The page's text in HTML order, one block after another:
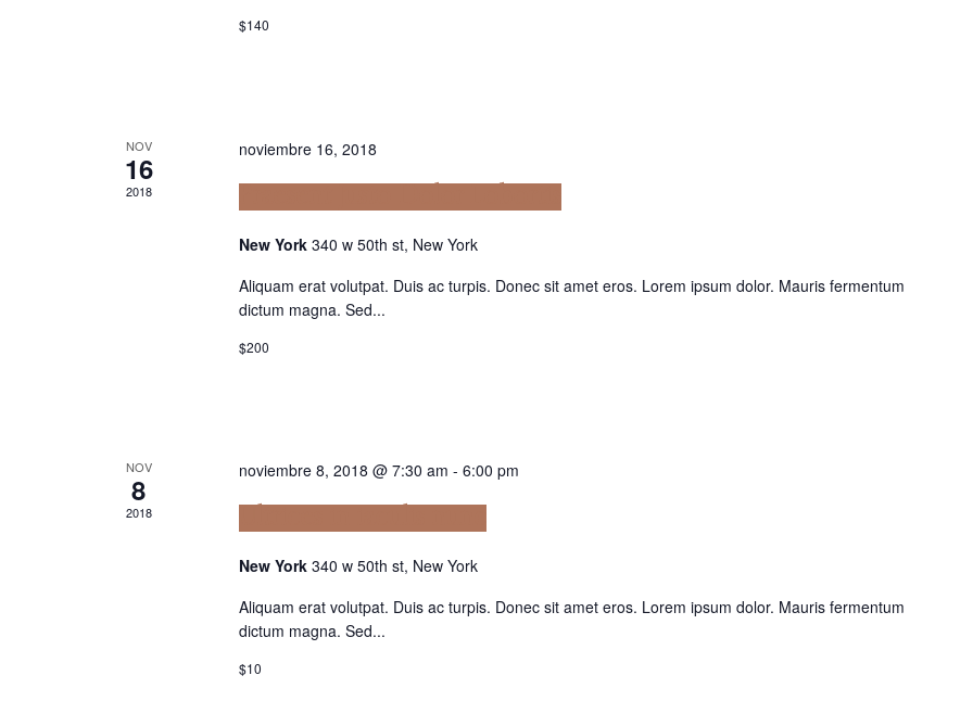
$140
NOV
16
2018
noviembre 16, 2018
New York 340 w 50th st, New York
Aliquam erat volutpat. Duis ac turpis. Donec sit amet eros. Lorem ipsum dolor. Mauris fermentum
dictum magna. Sed...
$200
NOV
8
2018
noviembre 8, 2018 @ 7:30 am - 6:00 pm
New York 340 w 50th st, New York
Aliquam erat volutpat. Duis ac turpis. Donec sit amet eros. Lorem ipsum dolor. Mauris fermentum
dictum magna. Sed...
$10